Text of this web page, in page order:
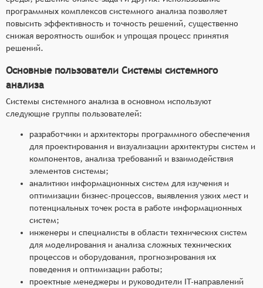
программных комплексов системного анализа позволяет
повысить эффективность и точность решений, существенно
снижая вероятность ошибок и упрощая процесс принятия
решений.
Основные пользователи Системы системного
анализа
Системы системного анализа в основном используют
следующие группы пользователей:
разработчики и архитекторы программного обеспечения
для проектирования и визуализации архитектуры систем и
компонентов, анализа требований и взаимодействия
элементов системы;
аналитики информационных систем для изучения и
оптимизации бизнес-процессов, выявления узких мест и
потенциальных точек роста в работе информационных
систем;
инженеры и специалисты в области технических систем
для моделирования и анализа сложных технических
процессов и оборудования, прогнозирования их
поведения и оптимизации работы;
проектные менеджеры и руководители IT-направлений